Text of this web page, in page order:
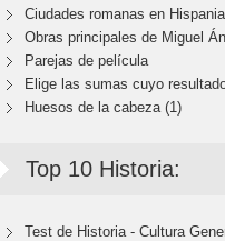
Ciudades romanas en Hispania
Obras principales de Miguel
Parejas de película
Elige las sumas cuyo
Huesos de la cabeza (1)
Top 10 Historia:
Test de Historia - Cultura